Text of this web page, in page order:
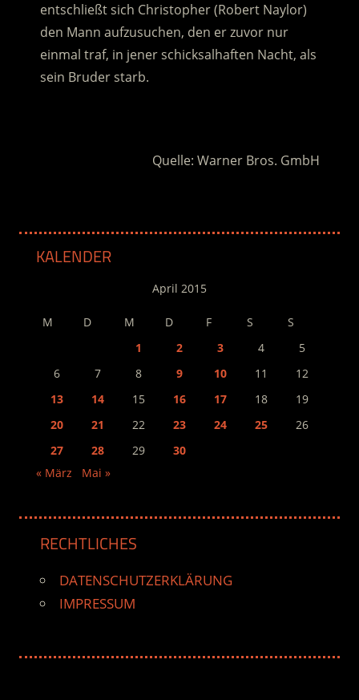
entschließt sich Christopher (Robert Naylor)
den Mann aufzusuchen, den er zuvor nur
einmal traf, in jener schicksalhaften Nacht, als
sein Bruder starb.
Quelle: Warner Bros. GmbH
KALENDER
April 2015
M D M D F S
S
1
2 3 4
5
6
7 8 9 10 11
12
13
14 15 16 17 18
19
20
21 22 23 24 25
26
27
28 29
30
« März
Mai »
RECHTLICHES
DATENSCHUTZERKLÄRUNG
IMPRESSUM